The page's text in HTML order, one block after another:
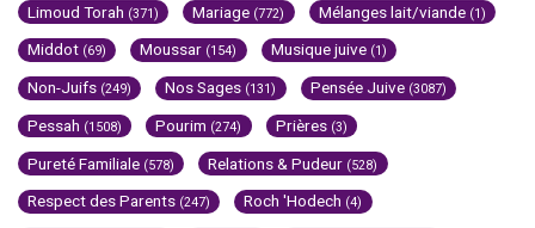
Limoud Torah (371) Mariage (772) Mélanges lait/viande (1)
Middot (69) Moussar (154) Musique juive (1)
Non-Juifs (249) Nos Sages (131) Pensée Juive (3087)
Pessah (1508) Pourim (274) Prières (3)
Pureté Familiale (578) Relations & Pudeur (528)
Respect des Parents (247) Roch 'Hodech (4)